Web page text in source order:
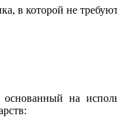
в которой не
основанный на